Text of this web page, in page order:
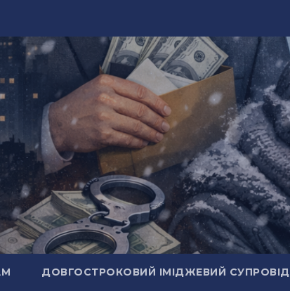
ДОВГОСТРОКОВИЙ ІМІДЖЕВИЙ СУПРОВІД